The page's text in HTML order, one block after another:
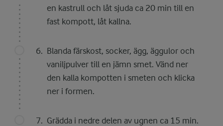
en kastrull och låt sjuda ca 20 min till en
fast kompott, låt kallna.
Blanda färskost, socker, ägg, äggulor och
vaniljpulver till en jämn smet. Vänd ner
den kalla kompotten i smeten och klicka
ner i formen.
Grädda i nedre delen av ugnen ca 15 min.